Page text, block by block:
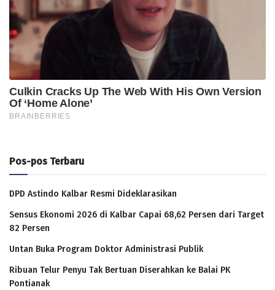
Pos-pos Terbaru
DPD Astindo Kalbar Resmi Dideklarasikan
Sensus Ekonomi 2026 di Kalbar Capai 68,62 Persen dari Target
82 Persen
Untan Buka Program Doktor Administrasi Publik
Ribuan Telur Penyu Tak Bertuan Diserahkan ke Balai PK
Pontianak